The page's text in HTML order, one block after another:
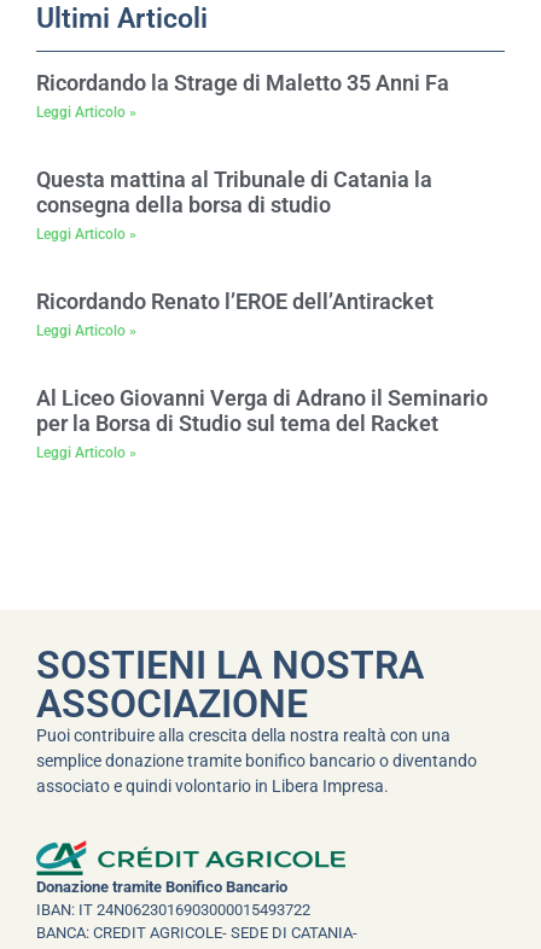
Ultimi Articoli
Ricordando la Strage di Maletto 35 Anni Fa
Leggi Articolo »
Questa mattina al Tribunale di Catania la
consegna della borsa di studio
Leggi Articolo »
Ricordando Renato l’EROE dell’Antiracket
Leggi Articolo »
Al Liceo Giovanni Verga di Adrano il Seminario
per la Borsa di Studio sul tema del Racket
Leggi Articolo »
SOSTIENI LA NOSTRA
ASSOCIAZIONE
Puoi contribuire alla crescita della nostra realtà con una
semplice donazione tramite bonifico bancario o diventando
associato e quindi volontario in Libera Impresa.
Donazione tramite Bonifico Bancario
IBAN: IT 24N0623016903000015493722
BANCA: CREDIT AGRICOLE- SEDE DI CATANIA-